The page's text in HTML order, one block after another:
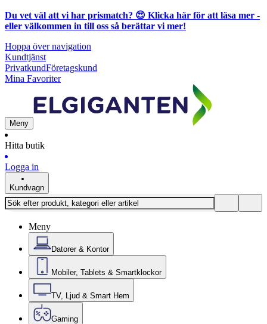
Du vet väl att vi har prismatch? 😍 Klicka här för att läsa mer -
eller välkommen in till oss så berättar vi mer!
Hoppa över navigation
Kundtjänst
PrivatkundFöretagskund
Mina Favoriter
Meny
Hitta butik
Logga in
Kundvagn
Meny
Datorer & Kontor
Mobiler, Tablets & Smartklockor
TV, Ljud & Smart Hem
Gaming